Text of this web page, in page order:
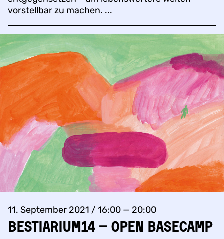
vorstellbar zu machen. ...
11. September 2021 / 16:00 — 20:00
Bestiarium14 – Open Basecamp